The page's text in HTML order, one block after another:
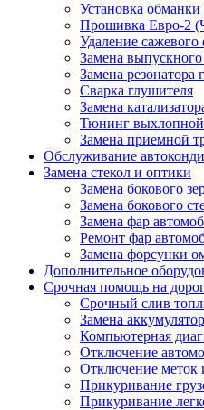
Установка обманки
Прошивка Евро-2
Удаление сажевого
Замена выпускного
Замена резонатора
Сварка глушителя
Замена
Тюнинг
Замена приемной
Обслуживание
Замена стекол и оптики
Замена бокового
Замена бокового
Замена фар
Ремонт фар
Замена форсунки
Дополнительное
Срочная помощь на
Срочный слив
Замена
Компьютерная
Отключение
Отключение меток
Прикуривание
Прикуривание